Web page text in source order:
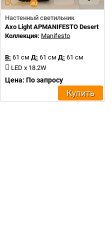
Настенный светильник
Axo Light APMANIFESTO Desert
Коллекция: Manifesto
В: 61 см Д: 61 см Д: 61 см
LED x 18.2W
Цена: По запросу
Купить